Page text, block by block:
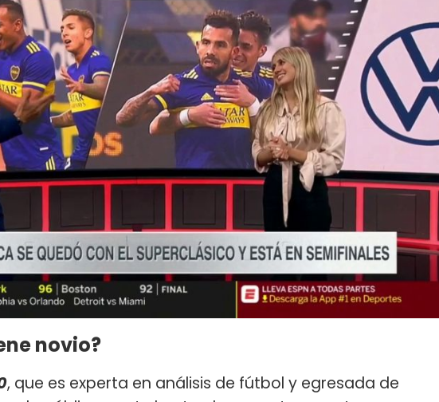
novio?
, que es experta en análisis de fútbol y egresada de